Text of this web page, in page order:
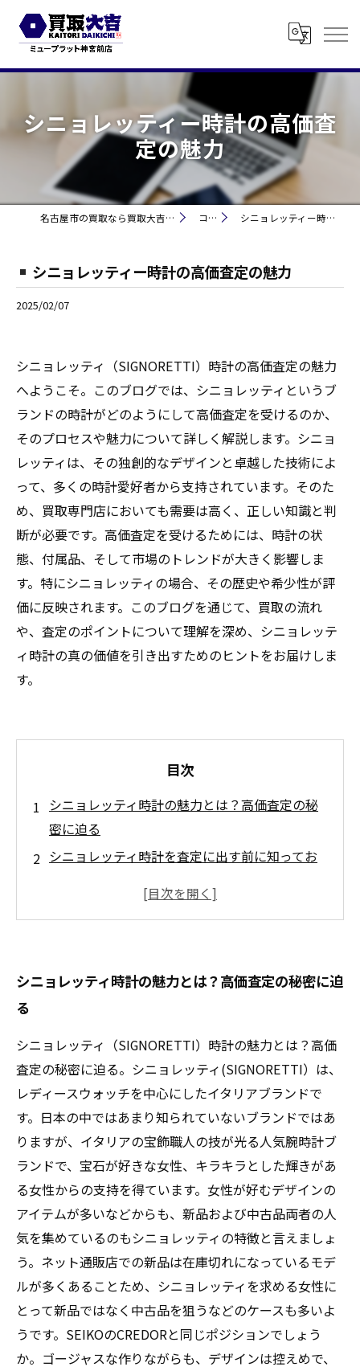
シニョレッティー時計の高価査
定の魅力
名古屋市の買取なら買取大吉 ミュープラット神宮前 コラム シニョレッティー時計の高価査定の魅力
シニョレッティー時計の高価査定の魅力
2025/02/07
シニョレッティ（SIGNORETTI）時計の高価査定の魅力
へようこそ。このブログでは、シニョレッティというブ
ランドの時計がどのようにして高価査定を受けるのか、
そのプロセスや魅力について詳しく解説します。シニョ
レッティは、その独創的なデザインと卓越した技術によ
って、多くの時計愛好者から支持されています。そのた
め、買取専門店においても需要は高く、正しい知識と判
断が必要です。高価査定を受けるためには、時計の状
態、付属品、そして市場のトレンドが大きく影響しま
す。特にシニョレッティの場合、その歴史や希少性が評
価に反映されます。このブログを通じて、買取の流れ
や、査定のポイントについて理解を深め、シニョレッテ
ィ時計の真の価値を引き出すためのヒントをお届けしま
す。
目次
シニョレッティ時計の魅力とは？高価査定の秘
密に迫る
シニョレッティ時計を査定に出す前に知ってお
査定で注目されるシニョレッティ時計の状態と
の重要性
の査定プロセス
シニョレッティ時計の真の価値を知るためのヒ
ントまとめ
シニョレッティ時計の魅力とは？高価査定の秘密に迫
る
シニョレッティ（SIGNORETTI）時計の魅力とは？高価
査定の秘密に迫る。シニョレッティ(SIGNORETTI）は、
レディースウォッチを中心にしたイタリアブランドで
す。日本の中ではあまり知られていないブランドではあ
りますが、イタリアの宝飾職人の技が光る人気腕時計ブ
ランドで、宝石が好きな女性、キラキラとした輝きがあ
る女性からの支持を得ています。女性が好むデザインの
アイテムが多いなどからも、新品および中古品両者の人
気を集めているのもシニョレッティの特徴と言えましょ
う。ネット通販店での新品は在庫切れになっているモデ
ルが多くあることため、シニョレッティを求める女性に
とって新品ではなく中古品を狙うなどのケースも多いよ
うです。SEIKOのCREDORと同じポジションでしょう
か。ゴージャスな作りながらも、デザインは控えめで、